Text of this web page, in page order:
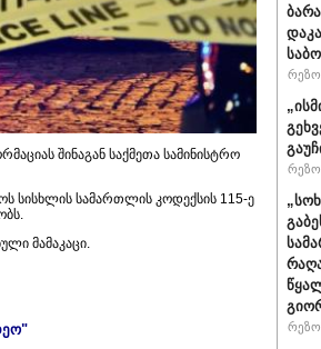
შინაგან საქმეთა სამინისტრო
სისხლის სამართლის კოდექსის 115-ე
მამაკაცი.